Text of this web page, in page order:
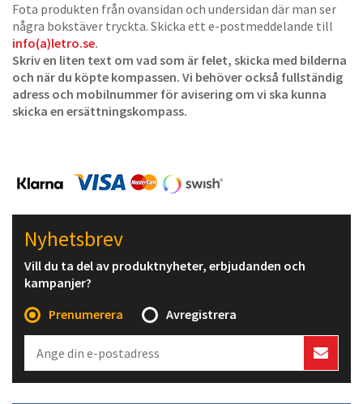
Fota produkten från ovansidan och undersidan där man ser
några bokstäver tryckta. Skicka ett e-postmeddelande till
info(a)letro.se.
Skriv en liten text om vad som är felet, skicka med bilderna
och när du köpte kompassen. Vi behöver också fullständig
adress och mobilnummer för avisering om vi ska kunna
skicka en ersättningskompass.
Nyhetsbrev
Vill du ta del av produktnyheter, erbjudanden och
kampanjer?
Prenumerera
Avregistrera